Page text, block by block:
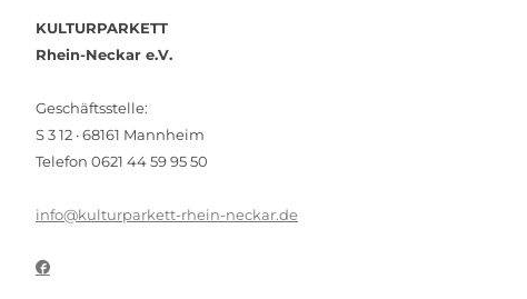
KULTURPARKETT
Rhein-Neckar e.V.
Geschäftsstelle:
S 3 12 · 68161 Mannheim
Telefon 0621 44 59 95 50
info@kulturparkett-rhein-neckar.de